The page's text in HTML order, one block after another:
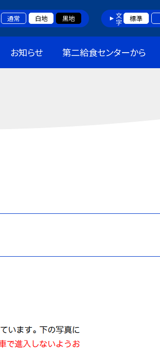
通常 白地 黒地 文字 標準
お知らせ 第二給食センターから